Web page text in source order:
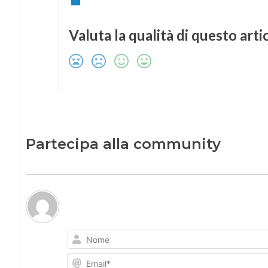
Valuta la qualità di questo
Partecipa alla community